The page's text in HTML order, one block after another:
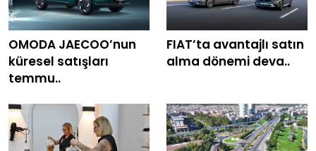
OMODA JAECOO’nun
küresel satışları
temmu..
FIAT’ta avantajlı satın
alma dönemi deva..